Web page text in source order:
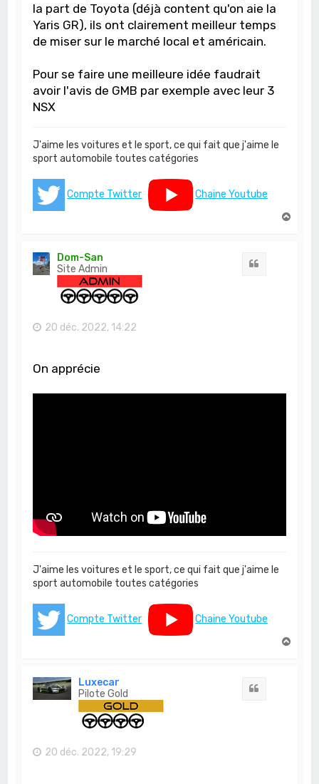
la part de Toyota (déjà content qu'on aie la
Yaris GR), ils ont clairement meilleur temps
de miser sur le marché local et américain.
Pour se faire une meilleure idée faudrait
avoir l'avis de GMB par exemple avec leur 3
NSX
J'aime les voitures et le sport, ce qui fait que j'aime le
sport automobile toutes catégories
Compte Twitter
Chaine Youtube
Dom-San
Site Admin
20 déc. 2022, 14:22
On apprécie
J'aime les voitures et le sport, ce qui fait que j'aime le
sport automobile toutes catégories
Compte Twitter
Chaine Youtube
Luxecar
Pilote Gold
20 déc. 2022, 19:29